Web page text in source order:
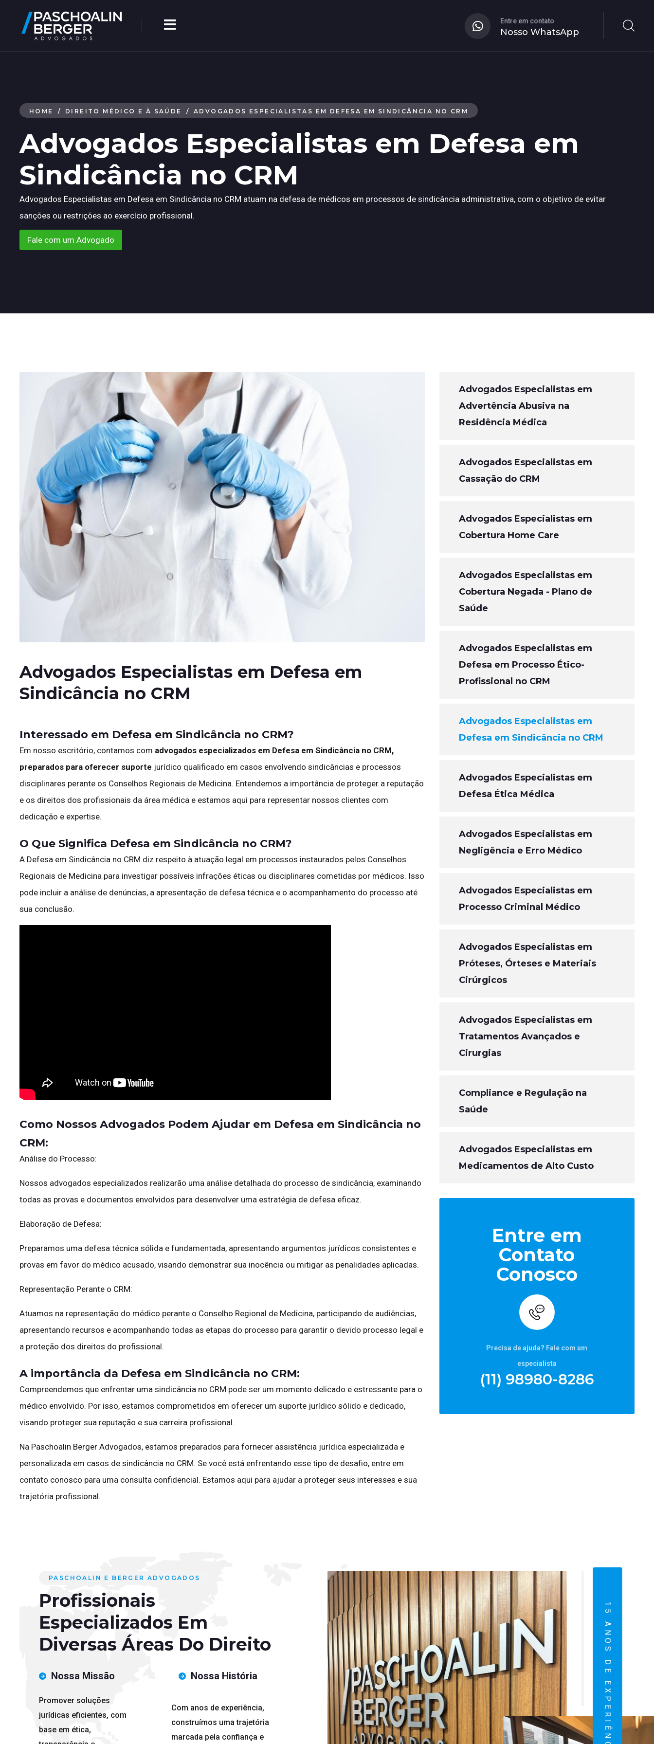
Entre em contato
Nosso WhatsApp
HOME / DIREITO MÉDICO E À SAÚDE / ADVOGADOS ESPECIALISTAS EM DEFESA EM SINDICÂNCIA NO CRM
Advogados Especialistas em Defesa em
Sindicância no CRM
Advogados Especialistas em Defesa em Sindicância no CRM atuam na defesa de médicos em processos de sindicância administrativa, com o objetivo de evitar
sanções ou restrições ao exercício profissional.
Fale com um Advogado
Advogados Especialistas em Defesa em
Sindicância no CRM
Interessado em Defesa em Sindicância no CRM?
Em nosso escritório, contamos com advogados especializados em Defesa em Sindicância no CRM,
preparados para oferecer suporte jurídico qualificado em casos envolvendo sindicâncias e processos
disciplinares perante os Conselhos Regionais de Medicina. Entendemos a importância de proteger a reputação
e os direitos dos profissionais da área médica e estamos aqui para representar nossos clientes com
dedicação e expertise.
O Que Significa Defesa em Sindicância no CRM?
A Defesa em Sindicância no CRM diz respeito à atuação legal em processos instaurados pelos Conselhos
Regionais de Medicina para investigar possíveis infrações éticas ou disciplinares cometidas por médicos. Isso
pode incluir a análise de denúncias, a apresentação de defesa técnica e o acompanhamento do processo até
sua conclusão.
Como Nossos Advogados Podem Ajudar em Defesa em Sindicância no
CRM:
Análise do Processo:
Nossos advogados especializados realizarão uma análise detalhada do processo de sindicância, examinando
todas as provas e documentos envolvidos para desenvolver uma estratégia de defesa eficaz.
Elaboração de Defesa:
Preparamos uma defesa técnica sólida e fundamentada, apresentando argumentos jurídicos consistentes e
provas em favor do médico acusado, visando demonstrar sua inocência ou mitigar as penalidades aplicadas.
Representação Perante o CRM:
Atuamos na representação do médico perante o Conselho Regional de Medicina, participando de audiências,
apresentando recursos e acompanhando todas as etapas do processo para garantir o devido processo legal e
a proteção dos direitos do profissional.
A importância da Defesa em Sindicância no CRM:
Compreendemos que enfrentar uma sindicância no CRM pode ser um momento delicado e estressante para o
médico envolvido. Por isso, estamos comprometidos em oferecer um suporte jurídico sólido e dedicado,
visando proteger sua reputação e sua carreira profissional.
Na Paschoalin Berger Advogados, estamos preparados para fornecer assistência jurídica especializada e
personalizada em casos de sindicância no CRM. Se você está enfrentando esse tipo de desafio, entre em
contato conosco para uma consulta confidencial. Estamos aqui para ajudar a proteger seus interesses e sua
trajetória profissional.
Advogados Especialistas em
Advertência Abusiva na
Residência Médica
Advogados Especialistas em
Cassação do CRM
Advogados Especialistas em
Cobertura Home Care
Advogados Especialistas em
Cobertura Negada - Plano de
Saúde
Advogados Especialistas em
Defesa em Processo Ético-
Profissional no CRM
Advogados Especialistas em
Defesa em Sindicância no CRM
Advogados Especialistas em
Defesa Ética Médica
Advogados Especialistas em
Negligência e Erro Médico
Advogados Especialistas em
Processo Criminal Médico
Advogados Especialistas em
Próteses, Órteses e Materiais
Cirúrgicos
Advogados Especialistas em
Tratamentos Avançados e
Cirurgias
Compliance e Regulação na
Saúde
Advogados Especialistas em
Medicamentos de Alto Custo
Entre em
Contato
Conosco
Precisa de ajuda? Fale com um
especialista
(11) 98980-8286
PASCHOALIN E BERGER ADVOGADOS
Profissionais
Especializados Em
Diversas Áreas Do Direito
Nossa Missão Nossa História
Promover soluções
jurídicas eficientes, com
base em ética,
Com anos de experiência,
construímos uma trajetória
marcada pela confiança e
15 ANOS DE EXPERIÊNCIA